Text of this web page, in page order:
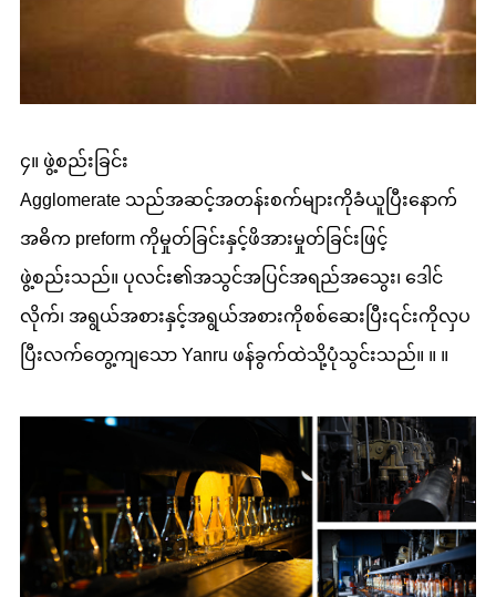
၄။ ဖွဲ့စည်းခြင်း
Agglomerate သည်အဆင့်အတန်းစက်များကိုခံယူပြီးနောက်
အဓိက preform ကိုမှုတ်ခြင်းနှင့်ဖိအားမှုတ်ခြင်းဖြင့်
ဖွဲ့စည်းသည်။ ပုလင်း၏အသွင်အပြင်အရည်အသွေး၊ ဒေါင်
လိုက်၊ အရွယ်အစားနှင့်အရွယ်အစားကိုစစ်ဆေးပြီး၎င်းကိုလှပ
ပြီးလက်တွေ့ကျသော Yanru ဖန်ခွက်ထဲသို့ပုံသွင်းသည်။ ။ ။